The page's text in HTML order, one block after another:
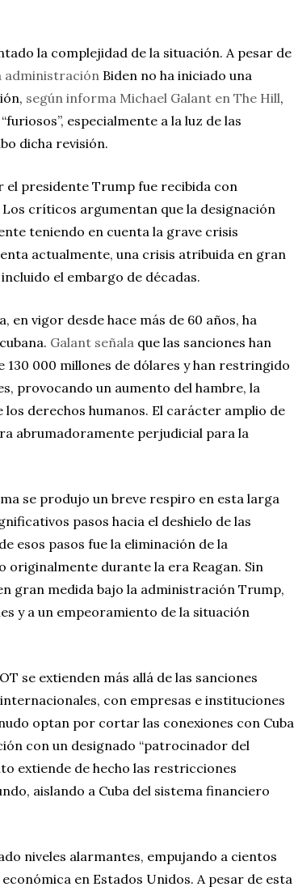
la complejidad de la situación. A pesar de
administración Biden no ha iniciado una
según informa Michael Galant en The Hill,
especialmente a la luz de las
dicha revisión.
el presidente Trump fue recibida con
críticos argumentan que la designación
teniendo en cuenta la grave crisis
actualmente, una crisis atribuida en gran
el embargo de décadas.
en vigor desde hace más de 60 años, ha
Galant señala que las sanciones han
130 000 millones de dólares y han restringido
provocando un aumento del hambre, la
derechos humanos. El carácter amplio de
abrumadoramente perjudicial para la
se produjo un breve respiro en esta larga
pasos hacia el deshielo de las
esos pasos fue la eliminación de la
originalmente durante la era Reagan. Sin
gran medida bajo la administración Trump,
y a un empeoramiento de la situación
se extienden más allá de las sanciones
con empresas e instituciones
optan por cortar las conexiones con Cuba
con un designado “patrocinador del
extiende de hecho las restricciones
aislando a Cuba del sistema financiero
niveles alarmantes, empujando a cientos
en Estados Unidos. A pesar de esta